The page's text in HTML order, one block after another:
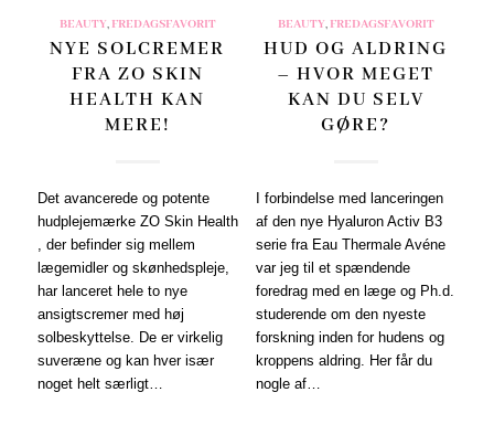
BEAUTY, FREDAGSFAVORIT
NYE SOLCREMER
FRA ZO SKIN
HEALTH KAN
MERE!
Det avancerede og potente
hudplejemærke ZO Skin Health
, der befinder sig mellem
lægemidler og skønhedspleje,
har lanceret hele to nye
ansigtscremer med høj
solbeskyttelse. De er virkelig
suveræne og kan hver især
noget helt særligt…
BEAUTY, FREDAGSFAVORIT
HUD OG ALDRING
– HVOR MEGET
KAN DU SELV
GØRE?
I forbindelse med lanceringen
af den nye Hyaluron Activ B3
serie fra Eau Thermale Avéne
var jeg til et spændende
foredrag med en læge og Ph.d.
studerende om den nyeste
forskning inden for hudens og
kroppens aldring. Her får du
nogle af…